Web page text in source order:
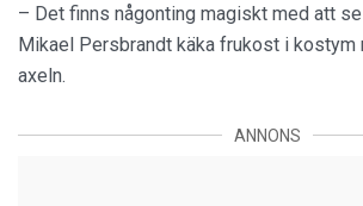
– Det finns någonting magiskt med att
Mikael Persbrandt käka frukost i kostym
axeln.
ANNONS